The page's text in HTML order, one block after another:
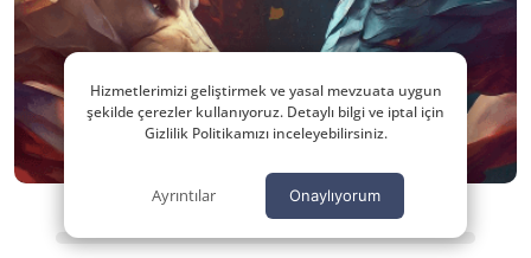
Hizmetlerimizi geliştirmek ve yasal mevzuata uygun
şekilde çerezler kullanıyoruz. Detaylı bilgi ve iptal için
Gizlilik Politikamızı inceleyebilirsiniz.
Ayrıntılar Onaylıyorum